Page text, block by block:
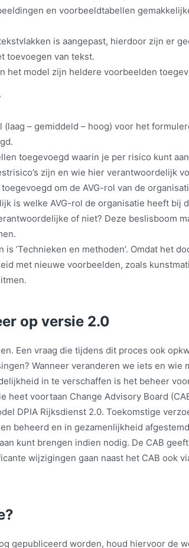
en voorbeeldtabellen
is aangepast, hierdoor zijn er
toevoegen van tekst.
het model zijn heldere voorbeelden
(laag – gemiddeld – hoog) voor het
toegevoegd waarin je per risico kunt
zijn en wie hier verantwoordelijk
om de AVG-rol van de
is welke AVG-rol de organisatie heeft bij
of niet? Deze beslisboom
is ‘Technieken en methoden’. Omdat het
met nieuwe voorbeelden, zoals
op versie 2.0
Een vraag die tijdens dit proces ook
Wanneer veranderen we iets en wie
in te verschaffen is het beheer
heet voortaan Change Advisory Board
DPIA Rijksdienst 2.0. Toekomstige
beheerd en in gezamenlijkheid
kunt brengen indien nodig. De CAB
wijzigingen gaan naast het CAB ook
gepubliceerd worden, houd hiervoor de